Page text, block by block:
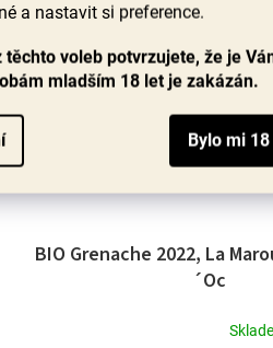
a nastavit si preference.
těchto voleb potvrzujete, že je
mladším 18 let je zakázán.
BIO Grenache 2022, La
´Oc